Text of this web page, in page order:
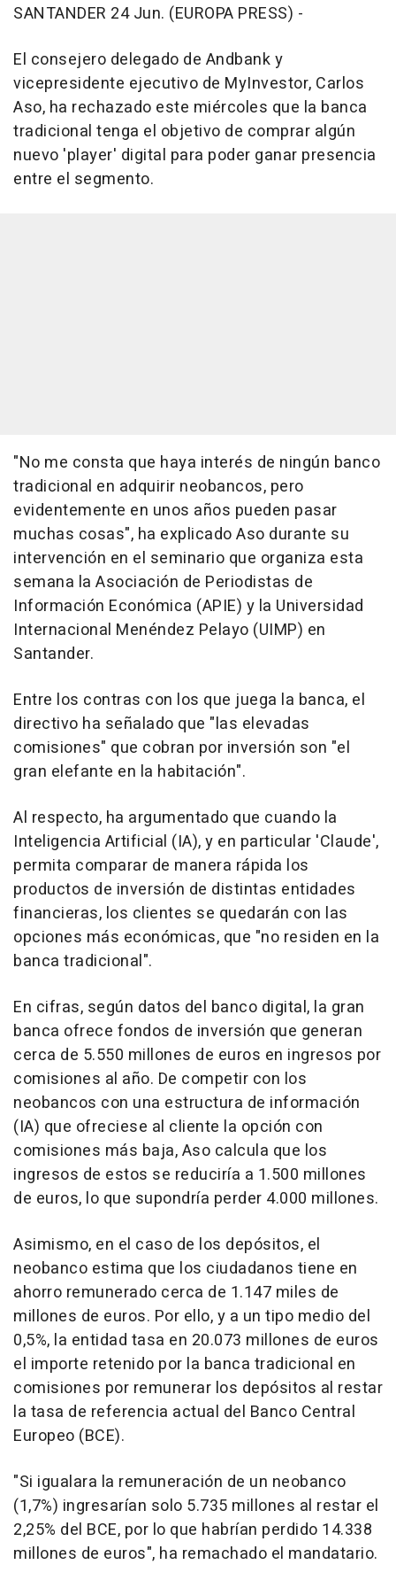
SANTANDER 24 Jun. (EUROPA PRESS) -
El consejero delegado de Andbank y
vicepresidente ejecutivo de MyInvestor, Carlos
Aso, ha rechazado este miércoles que la banca
tradicional tenga el objetivo de comprar algún
nuevo 'player' digital para poder ganar presencia
entre el segmento.
"No me consta que haya interés de ningún banco
tradicional en adquirir neobancos, pero
evidentemente en unos años pueden pasar
muchas cosas", ha explicado Aso durante su
intervención en el seminario que organiza esta
semana la Asociación de Periodistas de
Información Económica (APIE) y la Universidad
Internacional Menéndez Pelayo (UIMP) en
Santander.
Entre los contras con los que juega la banca, el
directivo ha señalado que "las elevadas
comisiones" que cobran por inversión son "el
gran elefante en la habitación".
Al respecto, ha argumentado que cuando la
Inteligencia Artificial (IA), y en particular 'Claude',
permita comparar de manera rápida los
productos de inversión de distintas entidades
financieras, los clientes se quedarán con las
opciones más económicas, que "no residen en la
banca tradicional".
En cifras, según datos del banco digital, la gran
banca ofrece fondos de inversión que generan
cerca de 5.550 millones de euros en ingresos por
comisiones al año. De competir con los
neobancos con una estructura de información
(IA) que ofreciese al cliente la opción con
comisiones más baja, Aso calcula que los
ingresos de estos se reduciría a 1.500 millones
de euros, lo que supondría perder 4.000 millones.
Asimismo, en el caso de los depósitos, el
neobanco estima que los ciudadanos tiene en
ahorro remunerado cerca de 1.147 miles de
millones de euros. Por ello, y a un tipo medio del
0,5%, la entidad tasa en 20.073 millones de euros
el importe retenido por la banca tradicional en
comisiones por remunerar los depósitos al restar
la tasa de referencia actual del Banco Central
Europeo (BCE).
"Si igualara la remuneración de un neobanco
(1,7%) ingresarían solo 5.735 millones al restar el
2,25% del BCE, por lo que habrían perdido 14.338
millones de euros", ha remachado el mandatario.